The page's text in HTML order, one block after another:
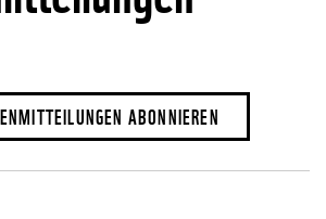
ABONNIEREN